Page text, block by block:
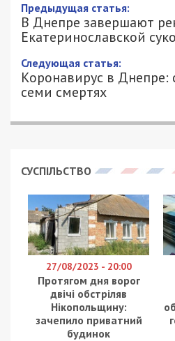
Предыдущая статья:
В Днепре завершают
Екатеринославской
Следующая статья:
Коронавирус в Днепре:
семи смертях
СУСПІЛЬСТВО
27/08/2023 - 20:00
Протягом дня ворог
двічі обстріляв
Нікопольщину:
зачепило приватний
будинок